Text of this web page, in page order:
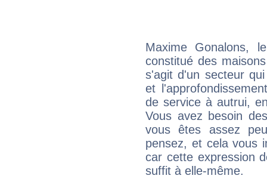
Maxime Gonalons,
constitué des
s'agit d'un secteur
et
de service à autrui,
Vous avez besoin
vous êtes assez
pensez, et cela vous
car cette expression
suffit à elle-même.